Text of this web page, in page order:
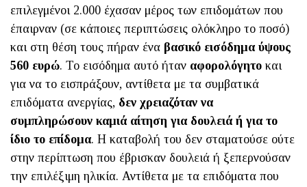
επιλεγμένοι 2.000 έχασαν μέρος των επιδομάτων που
έπαιρναν (σε κάποιες περιπτώσεις ολόκληρο το ποσό)
και στη θέση τους πήραν ένα βασικό εισόδημα ύψους
560 ευρώ. Το εισόδημα αυτό ήταν αφορολόγητο και
για να το εισπράξουν, αντίθετα με τα συμβατικά
επιδόματα ανεργίας, δεν χρειαζόταν να
συμπληρώσουν καμιά αίτηση για δουλειά ή για το
ίδιο το επίδομα. Η καταβολή του δεν σταματούσε ούτε
στην περίπτωση που έβρισκαν δουλειά ή ξεπερνούσαν
την επιλέξιμη ηλικία. Αντίθετα με τα επιδόματα που